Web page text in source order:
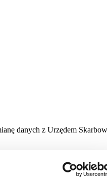
danych z Urzędem